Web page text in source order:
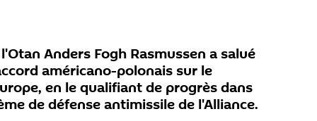
Anders Fogh Rasmussen a salué
américano-polonais sur le
en le qualifiant de progrès dans
de défense antimissile de l'Alliance.